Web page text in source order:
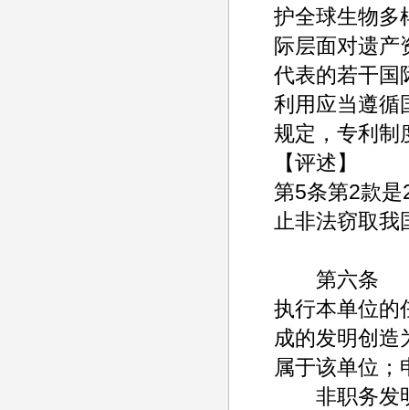
护全球生物多
际层面对遗产
代表的若干国
利用应当遵循
规定，专利制
【评述】
第5条第2款
止非法窃取
第六条
执行本单位的
成的发明创造
属于该单位；
非职务发明